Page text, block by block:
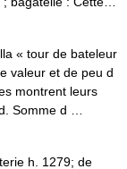
« tour de bateleur
valeur et de peu d
montrent leurs
Somme d …
h. 1279; de